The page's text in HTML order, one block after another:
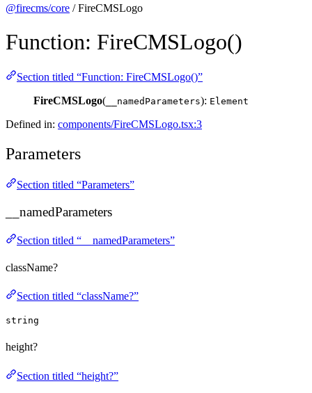
@firecms/core / FireCMSLogo
Function: FireCMSLogo()
Section titled “Function: FireCMSLogo()”
FireCMSLogo( __namedParameters): Element
Defined in: components/FireCMSLogo.tsx:3
Parameters
Section titled “Parameters”
__namedParameters
Section titled “__namedParameters”
className?
Section titled “className?”
string
height?
Section titled “height?”